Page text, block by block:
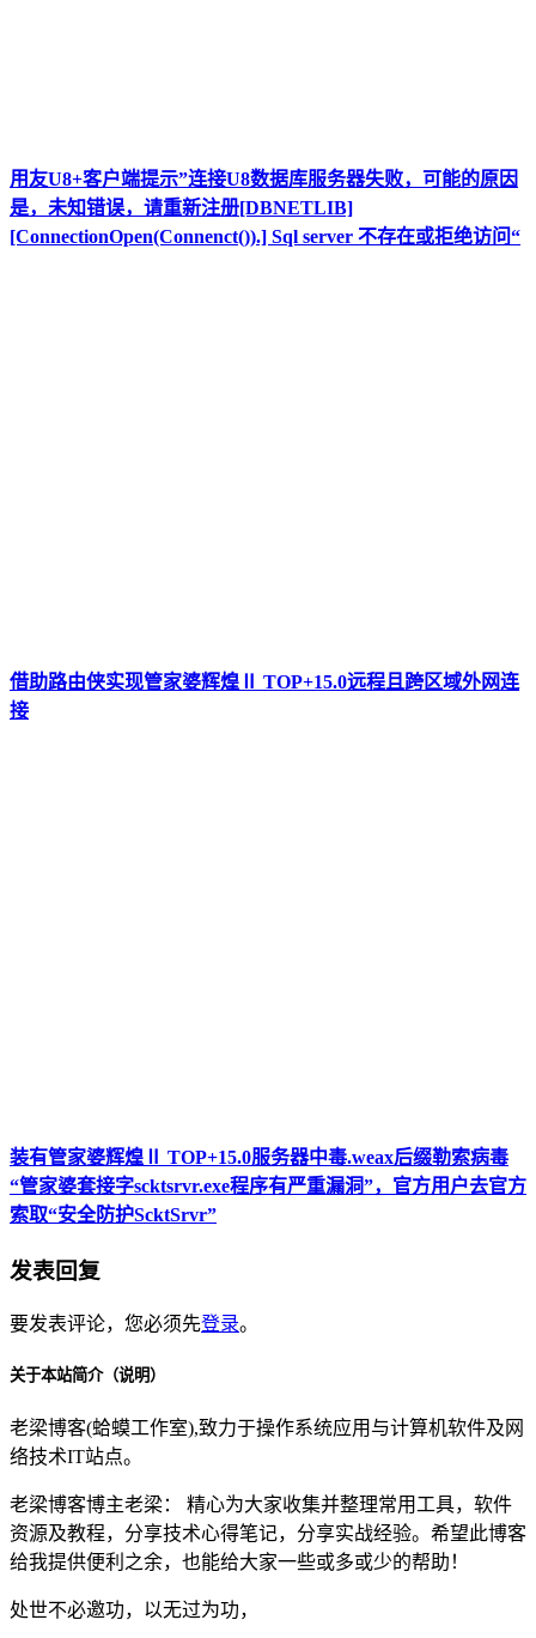
用友U8+客户端提示”连接U8数据库服务器失败，可能的原因
是，未知错误，请重新注册[DBNETLIB]
[ConnectionOpen(Connenct()).] Sql server 不存在或拒绝访问“
借助路由侠实现管家婆辉煌Ⅱ TOP+15.0远程且跨区域外网连
接
装有管家婆辉煌Ⅱ TOP+15.0服务器中毒.weax后缀勒索病毒
“管家婆套接字scktsrvr.exe程序有严重漏洞”，官方用户去官方
索取“安全防护ScktSrvr”
发表回复
要发表评论，您必须先登录。
关于本站简介（说明）
老梁博客(蛤蟆工作室),致力于操作系统应用与计算机软件及网
络技术IT站点。
老梁博客博主老梁： 精心为大家收集并整理常用工具，软件
资源及教程，分享技术心得笔记，分享实战经验。希望此博客
给我提供便利之余，也能给大家一些或多或少的帮助！
处世不必邀功，以无过为功，